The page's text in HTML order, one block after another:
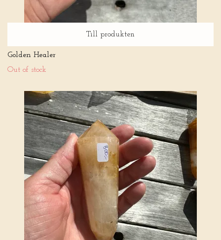
Till produkten
Golden Healer
Out of stock